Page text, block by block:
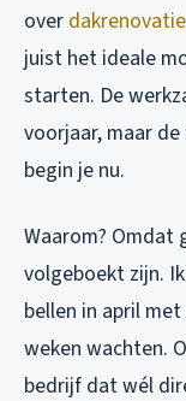
over dakrenovatie
juist het ideale
starten. De
voorjaar, maar
begin je nu.
Waarom? Omdat
volgeboekt zijn.
bellen in april
weken wachten.
bedrijf dat wél